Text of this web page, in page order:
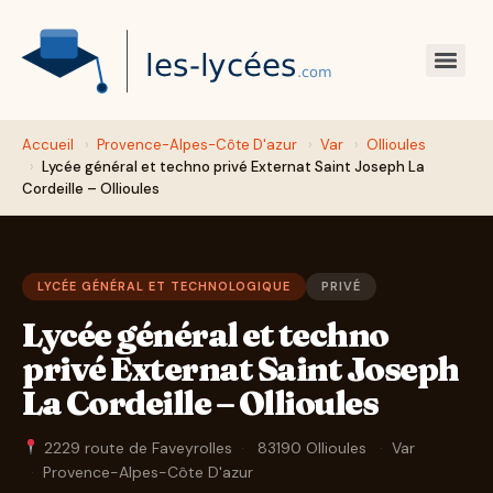
Accueil › Provence-Alpes-Côte D'azur › Var › Ollioules
› Lycée général et techno privé Externat Saint Joseph La
Cordeille – Ollioules
LYCÉE GÉNÉRAL ET TECHNOLOGIQUE PRIVÉ
Lycée général et techno
privé Externat Saint Joseph
La Cordeille – Ollioules
2229 route de Faveyrolles · 83190 Ollioules · Var
· Provence-Alpes-Côte D'azur